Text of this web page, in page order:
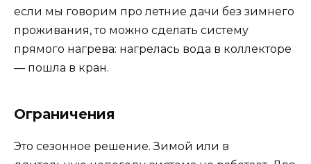
если мы говорим про летние дачи без зимнего
проживания, то можно сделать систему
прямого нагрева: нагрелась вода в коллекторе
— пошла в кран.
Ограничения
Это сезонное решение. Зимой или в